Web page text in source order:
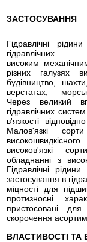
ЗАСТОСУВАННЯ
Гідравлічні
високим
різних галузях
будівництво,
верстатах,
Через великий
гідравлічних
в'язкості
Малов'язкі
високов'язкі
обладнанні з
Гідравлічні
застосування в
міцності для
протизносні
пристосовані
скорочення
ВЛАСТИВОСТІ ТА